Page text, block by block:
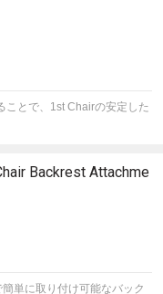
ことで、1st Chairの安定した
Backrest Attachme
単に取り付け可能なバック